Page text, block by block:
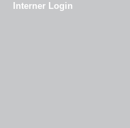
Interner Login